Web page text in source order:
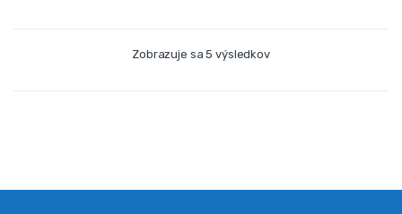
Zobrazuje sa 5 výsledkov